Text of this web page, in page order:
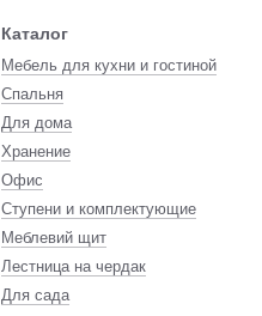
Каталог
Мебель для кухни и гостиной
Спальня
Для дома
Хранение
Офис
Ступени и комплектующие
Меблевий щит
Лестница на чердак
Для сада